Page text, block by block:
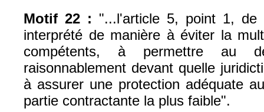
Motif 22 : "...l'article 5, point 1, de
interprété de manière à éviter la
compétents, à permettre au
raisonnablement devant quelle
à assurer une protection adéquate
partie contractante la plus faible".